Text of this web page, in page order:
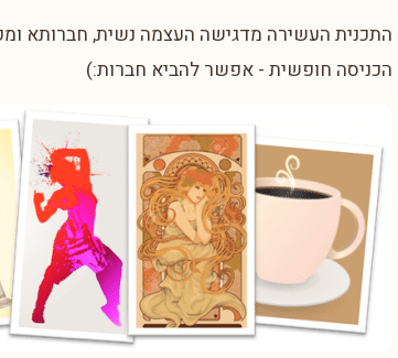
התכנית העשירה מדגישה העצמה נשית, חברותא
הכניסה חופשית - אפשר להביא חברות:)